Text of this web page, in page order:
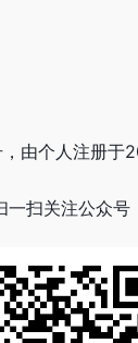
由个人注册于
一扫关注公众号